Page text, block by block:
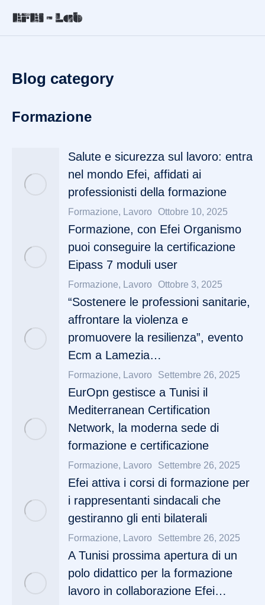
Blog category
Formazione
Salute e sicurezza sul lavoro: entra
nel mondo Efei, affidati ai
professionisti della formazione
Formazione, Lavoro Ottobre 10, 2025
Formazione, con Efei Organismo
puoi conseguire la certificazione
Eipass 7 moduli user
Formazione, Lavoro Ottobre 3, 2025
“Sostenere le professioni sanitarie,
affrontare la violenza e
promuovere la resilienza”, evento
Ecm a Lamezia…
Formazione, Lavoro Settembre 26, 2025
EurOpn gestisce a Tunisi il
Mediterranean Certification
Network, la moderna sede di
formazione e certificazione
Formazione, Lavoro Settembre 26, 2025
Efei attiva i corsi di formazione per
i rappresentanti sindacali che
gestiranno gli enti bilaterali
Formazione, Lavoro Settembre 26, 2025
A Tunisi prossima apertura di un
polo didattico per la formazione
lavoro in collaborazione Efei…